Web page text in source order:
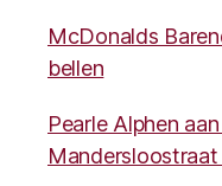
McDonalds
bellen
Pearle Alphen
Mandersloostraat